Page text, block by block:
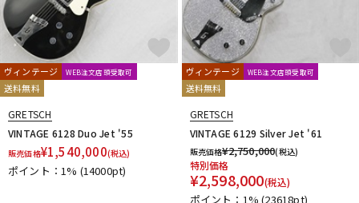
ヴィンテージ WEB注文店頭受取可
送料無料
GRETSCH
VINTAGE 6128 Duo Jet '55
販売価格¥1,540,000(税込)
ポイント：1% (14000pt)
ヴィンテージ WEB注文店頭受取可
送料無料
GRETSCH
VINTAGE 6129 Silver Jet '61
販売価格¥2,750,000(税込)
特別価格
¥2,598,000(税込)
ポイント：1%(23618pt)